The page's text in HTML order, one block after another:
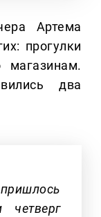
Артема
прогулки
два